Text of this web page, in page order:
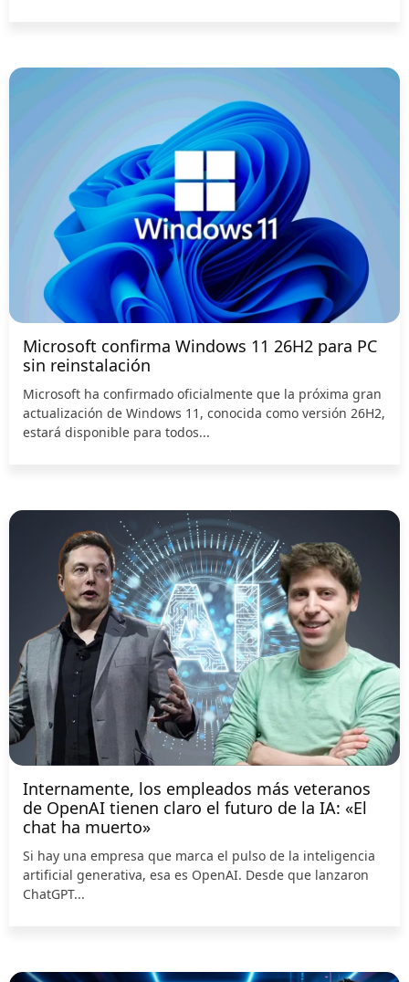
Microsoft confirma Windows 11 26H2 para PC
sin reinstalación
Microsoft ha confirmado oficialmente que la próxima gran
actualización de Windows 11, conocida como versión 26H2,
estará disponible para todos...
Internamente, los empleados más veteranos
de OpenAI tienen claro el futuro de la IA: «El
chat ha muerto»
Si hay una empresa que marca el pulso de la inteligencia
artificial generativa, esa es OpenAI. Desde que lanzaron
ChatGPT...